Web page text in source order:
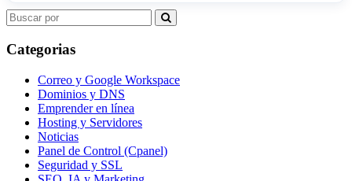
Search
for:
Categorias
Correo y Google Workspace
Dominios y DNS
Emprender en línea
Hosting y Servidores
Noticias
Panel de Control (Cpanel)
Seguridad y SSL